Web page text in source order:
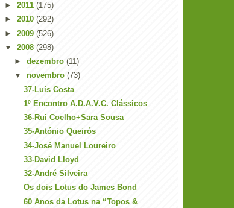
► 2011 (175)
► 2010 (292)
► 2009 (526)
▼ 2008 (298)
► dezembro (11)
▼ novembro (73)
37-Luís Costa
1º Encontro A.D.A.V.C. Clássicos
36-Rui Coelho+Sara Sousa
35-António Queirós
34-José Manuel Loureiro
33-David Lloyd
32-André Silveira
Os dois Lotus do James Bond
60 Anos da Lotus na “Topos &